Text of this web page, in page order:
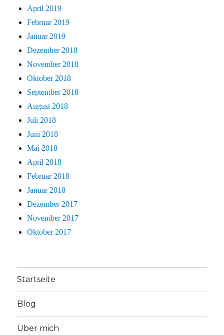
April 2019
Februar 2019
Januar 2019
Dezember 2018
November 2018
Oktober 2018
September 2018
August 2018
Juli 2018
Juni 2018
Mai 2018
April 2018
Februar 2018
Januar 2018
Dezember 2017
November 2017
Oktober 2017
Startseite
Blog
Über mich